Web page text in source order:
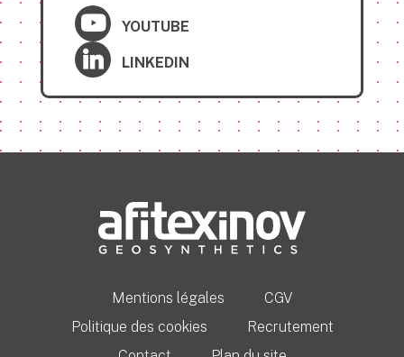
YOUTUBE
LINKEDIN
Mentions légales
CGV
Politique des cookies
Recrutement